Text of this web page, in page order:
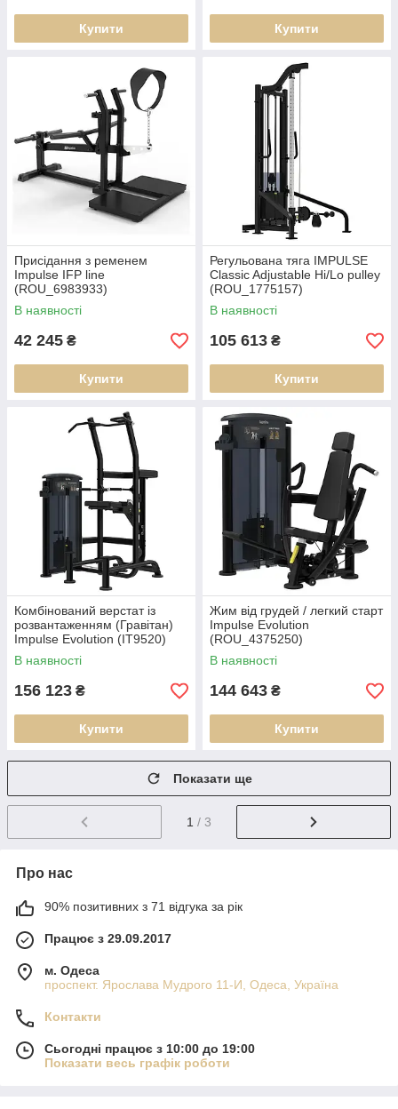
Купити Купити
Присідання з ременем
Impulse IFP line
(ROU_6983933)
В наявності
42 245 ₴
Купити
Регульована тяга IMPULSE
Classic Adjustable Hi/Lo pulley
(ROU_1775157)
В наявності
105 613 ₴
Купити
Комбінований верстат із
розвантаженням (Гравітан)
Impulse Evolution (IT9520)
В наявності
156 123 ₴
Купити
Жим від грудей / легкий старт
Impulse Evolution
(ROU_4375250)
В наявності
144 643 ₴
Купити
Показати ще
1 / 3
Про нас
90% позитивних з 71 відгука за рік
Працює з 29.09.2017
м. Одеса
проспект. Ярослава Мудрого 11-И, Одеса, Україна
Контакти
Сьогодні працює з 10:00 до 19:00
Показати весь графік роботи